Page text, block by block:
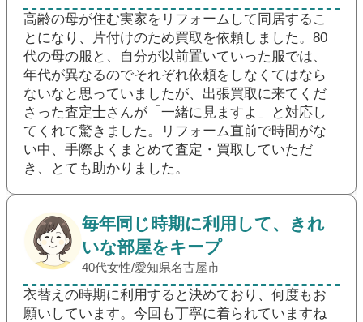
高齢の母が住む実家をリフォームして同居するこ
とになり、片付けのため買取を依頼しました。80
代の母の服と、自分が以前置いていった服では、
年代が異なるのでそれぞれ依頼をしなくてはなら
ないなと思っていましたが、出張買取に来てくだ
さった査定士さんが「一緒に見ますよ」と対応し
てくれて驚きました。リフォーム直前で時間がな
い中、手際よくまとめて査定・買取していただ
き、とても助かりました。
毎年同じ時期に利用して、きれ
いな部屋をキープ
40代女性/愛知県名古屋市
衣替えの時期に利用すると決めており、何度もお
願いしています。今回も丁寧に着られていますね